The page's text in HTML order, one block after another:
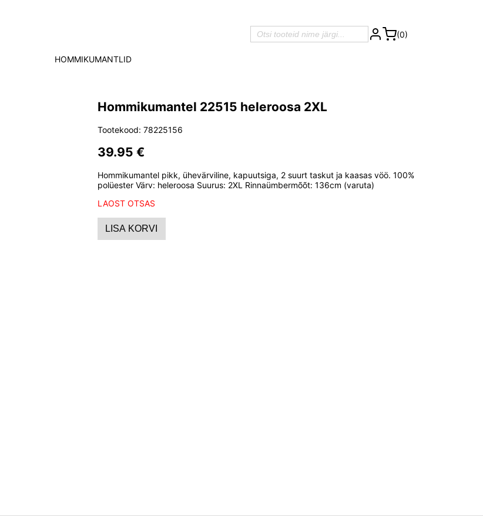
(0)
HOMMIKUMANTLID
Hommikumantel 22515 heleroosa 2XL
Tootekood: 78225156
39.95 €
Hommikumantel pikk, ühevärviline, kapuutsiga, 2 suurt taskut ja kaasas vöö. 100%
polüester Värv: heleroosa Suurus: 2XL Rinnaümbermõõt: 136cm (varuta)
LAOST OTSAS
LISA KORVI